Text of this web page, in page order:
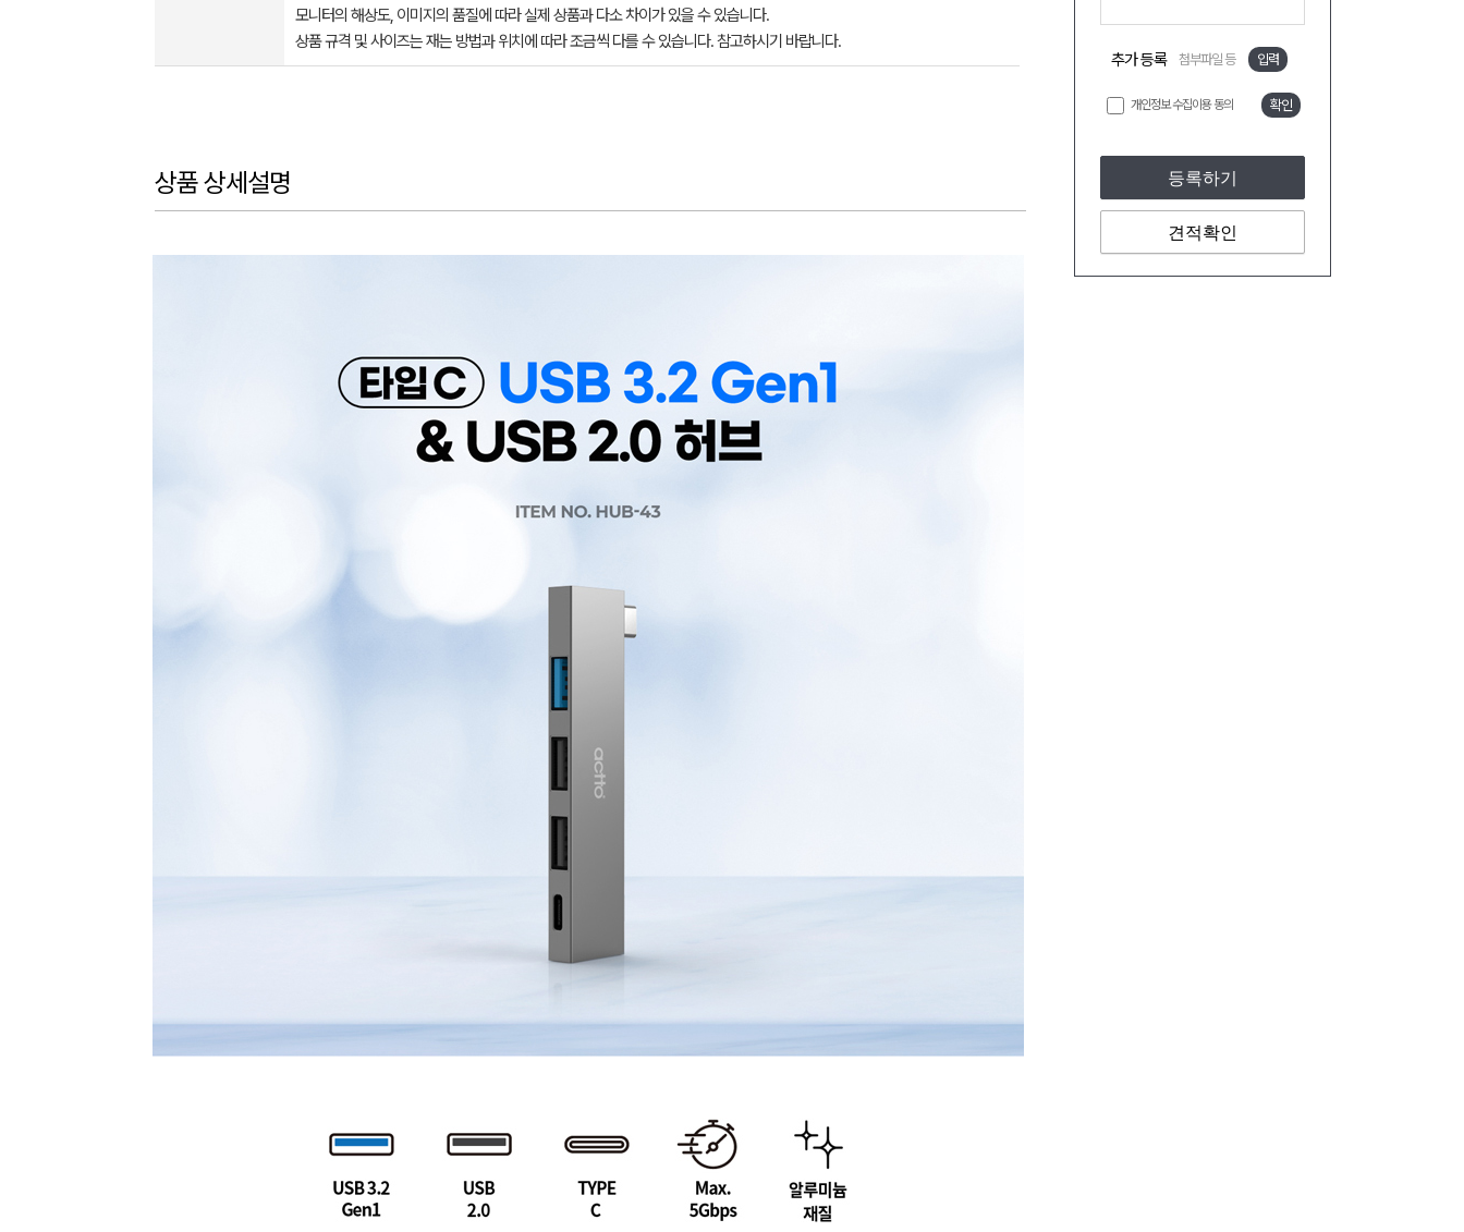
추가 등록 첨부파일 등 입력
개인정보 수집이용 동의 확인
등록하기
견적확인
모니터의 해상도, 이미지의 품질에 따라 실제 상품과 다소 차이가 있을 수 있습니다.
상품 규격 및 사이즈는 재는 방법과 위치에 따라 조금씩 다를 수 있습니다. 참고하시기 바랍니다.
상품 상세설명